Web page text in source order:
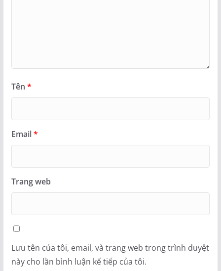
Tên *
Email*
Trang web
Lưu tên của tôi, email, và trang web trong trình duyệt
này cho lần bình luận kế tiếp của tôi.